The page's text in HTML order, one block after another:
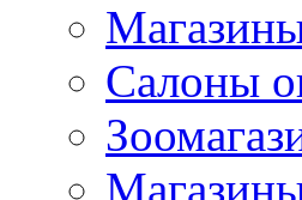
Салоны